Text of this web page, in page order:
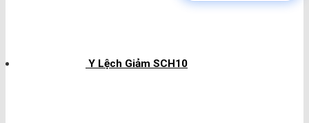
Y Lệch Giảm SCH10